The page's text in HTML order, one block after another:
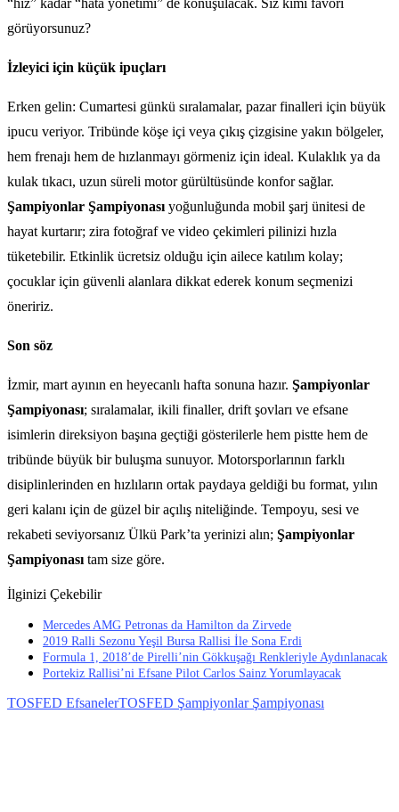
görüyorsunuz?
İzleyici için küçük ipuçları
Erken gelin: Cumartesi günkü sıralamalar, pazar finalleri için büyük
ipucu veriyor. Tribünde köşe içi veya çıkış çizgisine yakın bölgeler,
hem frenajı hem de hızlanmayı görmeniz için ideal. Kulaklık ya da
kulak tıkacı, uzun süreli motor gürültüsünde konfor sağlar.
Şampiyonlar Şampiyonası yoğunluğunda mobil şarj ünitesi de
hayat kurtarır; zira fotoğraf ve video çekimleri pilinizi hızla
tüketebilir. Etkinlik ücretsiz olduğu için ailece katılım kolay;
çocuklar için güvenli alanlara dikkat ederek konum seçmenizi
öneririz.
Son söz
İzmir, mart ayının en heyecanlı hafta sonuna hazır. Şampiyonlar
Şampiyonası; sıralamalar, ikili finaller, drift şovları ve efsane
isimlerin direksiyon başına geçtiği gösterilerle hem pistte hem de
tribünde büyük bir buluşma sunuyor. Motorsporlarının farklı
disiplinlerinden en hızlıların ortak paydaya geldiği bu format, yılın
geri kalanı için de güzel bir açılış niteliğinde. Tempoyu, sesi ve
rekabeti seviyorsanız Ülkü Park’ta yerinizi alın; Şampiyonlar
Şampiyonası tam size göre.
İlginizi Çekebilir
Mercedes AMG Petronas da Hamilton da Zirvede
2019 Ralli Sezonu Yeşil Bursa Rallisi İle Sona Erdi
Formula 1, 2018’de Pirelli’nin Gökkuşağı Renkleriyle Aydınlanacak
Portekiz Rallisi’ni Efsane Pilot Carlos Sainz Yorumlayacak
TOSFED EfsanelerTOSFED Şampiyonlar Şampiyonası